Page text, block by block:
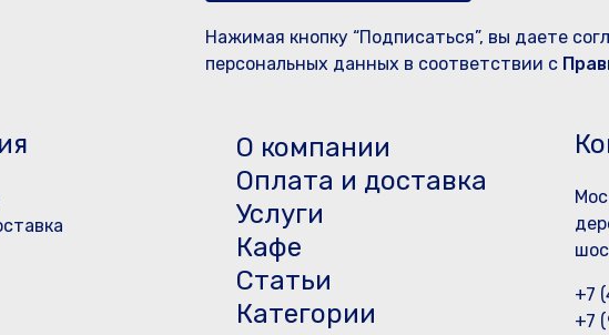
Нажимая кнопку “Подписаться”, вы даете
персональных данных в соответствии с
О компании
Оплата и доставка
Услуги
Кафе
Статьи
Категории
+7
+7